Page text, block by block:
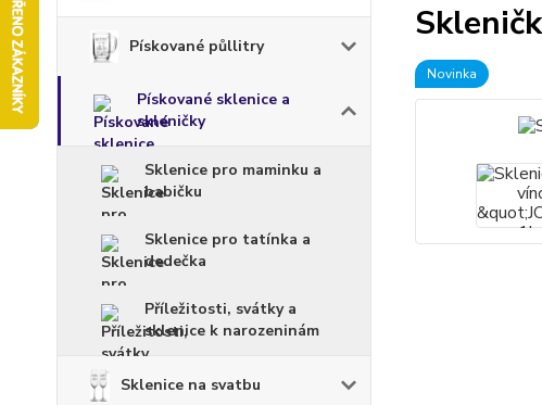
Pískované půllitry
Pískované sklenice a
skleničky
Sklenice pro maminku a
babičku
Sklenice pro tatínka a
dedečka
Příležitosti, svátky a
sklenice k narozeninám
Sklenice na svatbu
Novinka